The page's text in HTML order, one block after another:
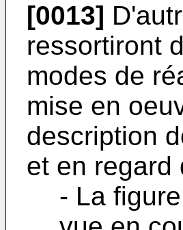
[0013]
ressortiront
modes de
mise en
description
et en regard
- La